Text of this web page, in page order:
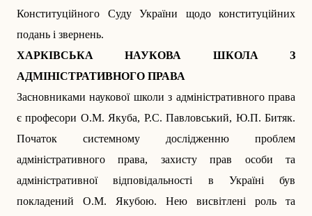
Конституційного Суду України щодо конституційних
подань і звернень.
ХАРКІВСЬКА НАУКОВА ШКОЛА З
АДМІНІСТРАТИВНОГО ПРАВА
Засновниками наукової школи з адміністративного права
є професори О.М. Якуба, Р.С. Павловський, Ю.П. Битяк.
Початок системному дослідженню проблем
адміністративного права, захисту прав особи та
адміністративної відповідальності в Україні був
покладений О.М. Якубою. Нею висвітлені роль та